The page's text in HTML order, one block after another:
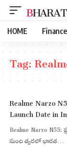
HOME Finance
Tag:
Realme Narzo
Launch Date in
Realme Narzo
నుంచి త్వరలో భారత…